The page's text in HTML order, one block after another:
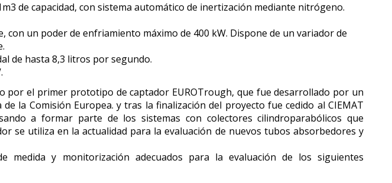
de capacidad, con sistema automático de inertización mediante nitrógeno.
con un poder de enfriamiento máximo de 400 kW. Dispone de un variador de
de hasta 8,3 litros por segundo.
por el primer prototipo de captador EUROTrough, que fue desarrollado por un
la Comisión Europea. y tras la finalización del proyecto fue cedido al CIEMAT
a formar parte de los sistemas con colectores cilindroparabólicos que
se utiliza en la actualidad para la evaluación de nuevos tubos absorbedores y
medida y monitorización adecuados para la evaluación de los siguientes